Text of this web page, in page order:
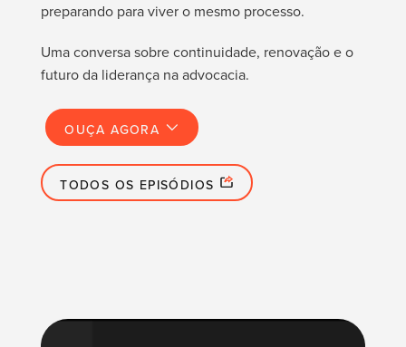
preparando para viver o mesmo processo.
Uma conversa sobre continuidade, renovação e o
futuro da liderança na advocacia.
OUÇA AGORA
TODOS OS EPISÓDIOS